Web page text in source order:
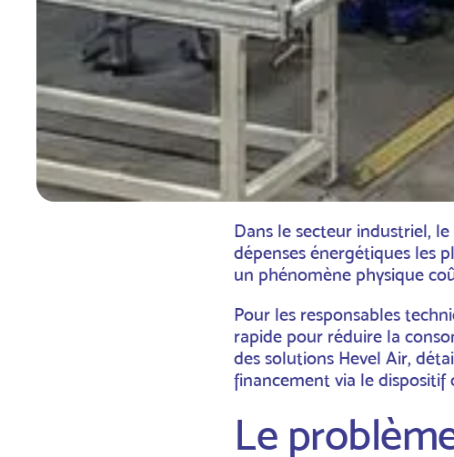
Dans le secteur industriel,
dépenses énergétiques les
un phénomène physique
Pour les responsables
rapide pour réduire la
des solutions Hevel Air,
financement via le dispositif
Le